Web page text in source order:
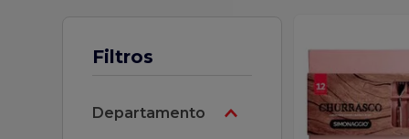
Filtros
Departamento